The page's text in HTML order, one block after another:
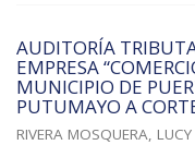
AUDITORÍA
EMPRESA
MUNICIPIO DE
PUTUMAYO A
RIVERA MOSQUERA,